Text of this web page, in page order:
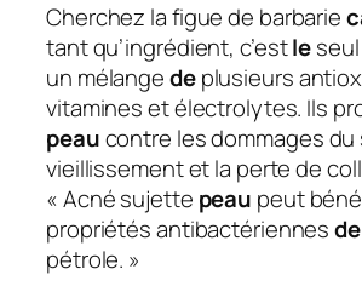
Cherchez la figue de barbarie
tant qu’ingrédient, c’estleseul
un mélangedeplusieurs
vitamines et électrolytes. Ils
peaucontre les dommages du
vieillissement et la perte de
« Acné sujette peau peut
propriétés antibactériennes
pétrole. »